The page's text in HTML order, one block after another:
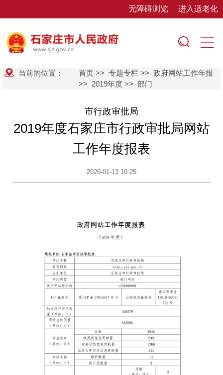
无障碍浏览 进入适老化
当前的位置： 首页 >>专题专栏 >>政府网站工作年报
>> 2019年度 >>部门
市行政审批局
2019年度石家庄市行政审批局网站
工作年度报表
2020-01-13 10:25